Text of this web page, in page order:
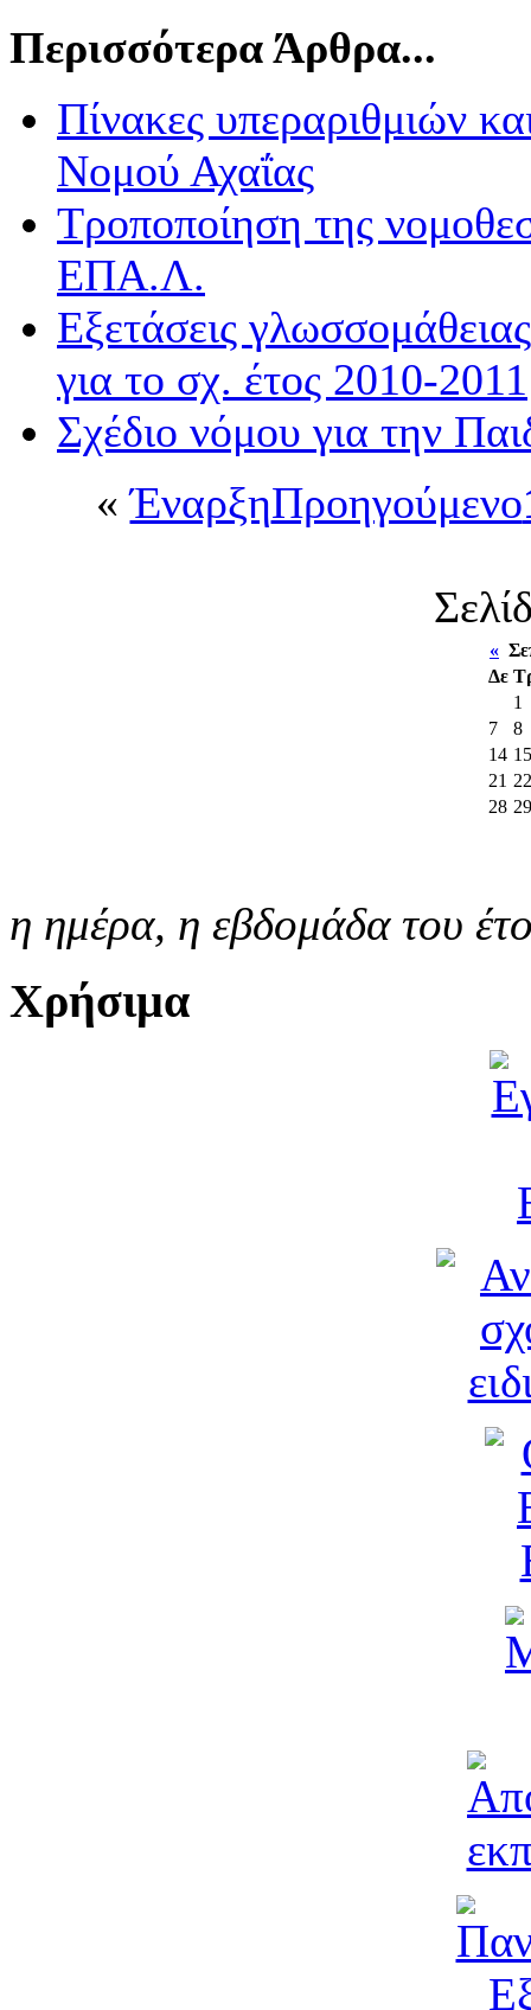
Περισσότερα Άρθρα...
Πίνακες υπεραριθμιών
Νομού Αχαΐας
Τροποποίηση της
ΕΠΑ.Λ.
Εξετάσεις
για το σχ. έτος 2010-2011
Σχέδιο νόμου για την
«ΈναρξηΠροηγούμενο
«
Δε
1
7
8
14 15
21 22
28 29
η ημέρα, η εβδομάδα του
Χρήσιμα